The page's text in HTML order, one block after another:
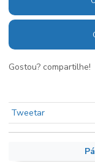
Gostou? compartilhe!
Tweetar